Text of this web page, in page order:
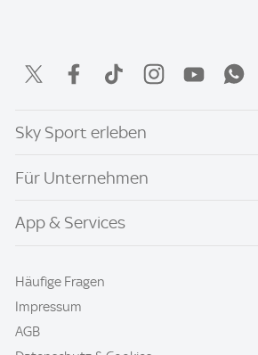
Sky Sport erleben
Für Unternehmen
App & Services
Häufige Fragen
Impressum
AGB